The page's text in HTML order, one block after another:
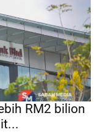
RM2 bilion